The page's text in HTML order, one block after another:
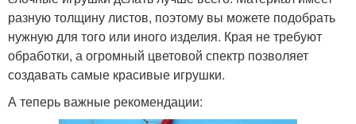
разную толщину листов, поэтому вы можете подобрать
нужную для того или иного изделия. Края не требуют
обработки, а огромный цветовой спектр позволяет
создавать самые красивые игрушки.
А теперь важные рекомендации: